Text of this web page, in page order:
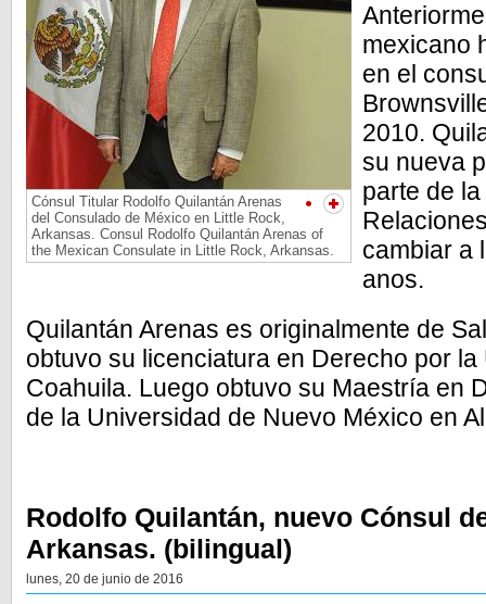
Cónsul Titular Rodolfo Quilantán Arenas
del Consulado de México en Little Rock,
Arkansas. Consul Rodolfo Quilantán Arenas of
the Mexican Consulate in Little Rock, Arkansas.
mexicano
en el
2010.
su nueva
parte de
cambiar a
anos.
Quilantán Arenas es originalmente de
obtuvo su licenciatura en Derecho por
Coahuila. Luego obtuvo su Maestría en
de la Universidad de Nuevo México en
Rodolfo Quilantán, nuevo Cónsul
Arkansas. (bilingual)
lunes, 20 de junio de 2016